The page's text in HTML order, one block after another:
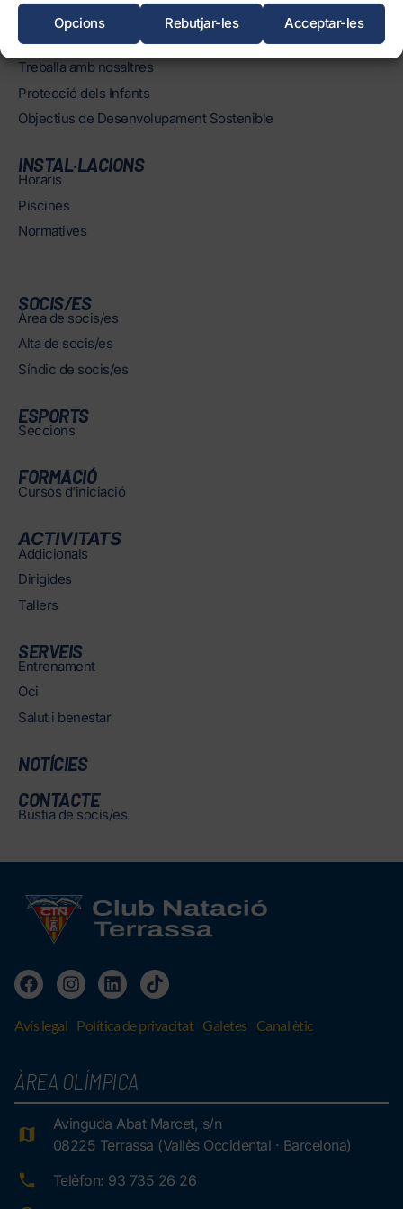
Acceptar-les
Rebutjar-les
Opcions
Òrgans
Informació corporativa i transparència
Treballa amb nosaltres
Protecció dels Infants
Objectius de Desenvolupament Sostenible
INSTAL·LACIONS
Horaris
Piscines
Normatives
SOCIS/ES
Àrea de socis/es
Alta de socis/es
Síndic de socis/es
ESPORTS
Seccions
FORMACIÓ
Cursos d’iniciació
ACTIVITATS
Addicionals
Dirigides
Tallers
SERVEIS
Entrenament
Oci
Salut i benestar
NOTÍCIES
CONTACTE
Bústia de socis/es
Avís legal Política de privacitat Galetes Canal ètic
ÀREA OLÍMPICA
Avinguda Abat Marcet, s/n
08225 Terrassa (Vallès Occidental · Barcelona)
Telèfon: 93 735 26 26